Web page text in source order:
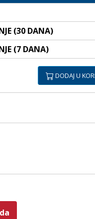
(30 DANA)
(7 DANA)
DODAJ U